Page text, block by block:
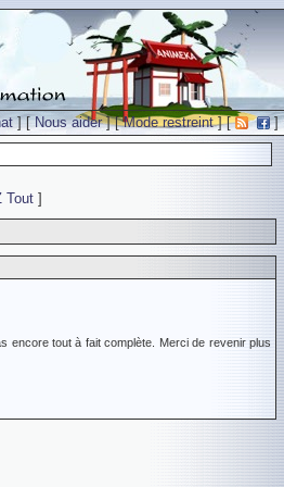
] [Nous aider] [Mode restreint] [ ]
Tout ]
encore tout à fait complète. Merci de revenir plus